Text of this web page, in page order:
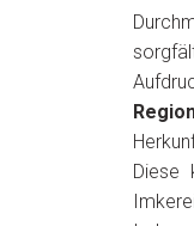
Diese